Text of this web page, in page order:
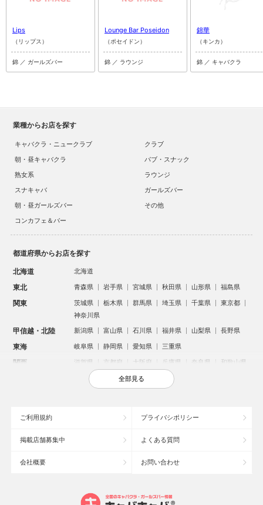
Lips
（リップス）
錦 ／ ガールズバー
Lounge Bar Poseidon
（ポセイドン）
錦 ／ ラウンジ
錦華
（キンカ）
錦 ／ キャバクラ
業種からお店を探す
キャバクラ・ニュークラブ
クラブ
朝・昼キャバクラ
パブ・スナック
熟女系
ラウンジ
スナキャバ
ガールズバー
朝・昼ガールズバー
その他
コンカフェ＆バー
都道府県からお店を探す
北海道 北海道
東北 青森県 岩手県 宮城県 秋田県 山形県 福島県
関東 茨城県 栃木県 群馬県 埼玉県 千葉県
東京都
神奈川県
甲信越・北陸 新潟県 富山県 石川県 福井県 山梨県 長野県
東海 岐阜県 静岡県 愛知県 三重県
関西 滋賀県 京都府 大阪府 兵庫県 奈良県 和歌山県
鳥取県 島根県 岡山県 広島県
沖縄県
大宮のキャバクラ 新潟市のキャバクラ
全部見る
ご利用規約 プライバシポリシー
掲載店舗募集中 よくある質問
会社概要 お問い合わせ